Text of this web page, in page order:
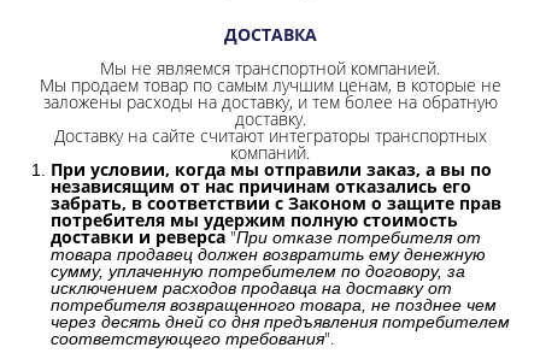
ДОСТАВКА
Мы не являемся транспортной компанией.
Мы продаем товар по самым лучшим ценам, в которые не
заложены расходы на доставку, и тем более на обратную
доставку.
Доставку на сайте считают интеграторы транспортных
компаний.
При условии, когда мы отправили заказ, а вы по
независящим от нас причинам отказались его
забрать, в соответствии с Законом о защите прав
потребителя мы удержим полную стоимость
доставки и реверса "При отказе потребителя от
товара продавец должен возвратить ему денежную
сумму, уплаченную потребителем по договору, за
исключением расходов продавца на доставку от
потребителя возвращенного товара, не позднее чем
через десять дней со дня предъявления потребителем
соответствующего требования".